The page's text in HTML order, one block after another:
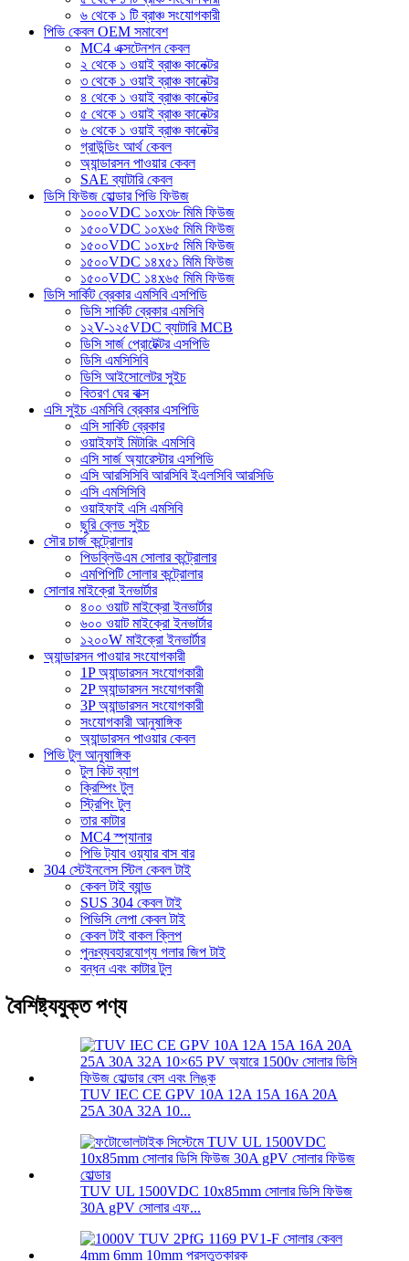
৬ থেকে ১ টি ব্রাঞ্চ সংযোগকারী
পিভি কেবল OEM সমাবেশ
MC4 এক্সটেনশন কেবল
২ থেকে ১ ওয়াই ব্রাঞ্চ কানেক্টর
৩ থেকে ১ ওয়াই ব্রাঞ্চ কানেক্টর
৪ থেকে ১ ওয়াই ব্রাঞ্চ কানেক্টর
৫ থেকে ১ ওয়াই ব্রাঞ্চ কানেক্টর
৬ থেকে ১ ওয়াই ব্রাঞ্চ কানেক্টর
গ্রাউন্ডিং আর্থ কেবল
অ্যান্ডারসন পাওয়ার কেবল
SAE ব্যাটারি কেবল
ডিসি ফিউজ হোল্ডার পিভি ফিউজ
১০০০VDC ১০x৩৮ মিমি ফিউজ
১৫০০VDC ১০x৬৫ মিমি ফিউজ
১৫০০VDC ১০x৮৫ মিমি ফিউজ
১৫০০VDC ১৪x৫১ মিমি ফিউজ
১৫০০VDC ১৪x৬৫ মিমি ফিউজ
ডিসি সার্কিট ব্রেকার এমসিবি এসপিডি
ডিসি সার্কিট ব্রেকার এমসিবি
১২V-১২৫VDC ব্যাটারি MCB
ডিসি সার্জ প্রোটেক্টর এসপিডি
ডিসি এমসিসিবি
ডিসি আইসোলেটর সুইচ
বিতরণ ঘের বাক্স
এসি সুইচ এমসিবি ব্রেকার এসপিডি
এসি সার্কিট ব্রেকার
ওয়াইফাই মিটারিং এমসিবি
এসি সার্জ অ্যারেস্টার এসপিডি
এসি আরসিসিবি আরসিবি ইএলসিবি আরসিডি
এসি এমসিসিবি
ওয়াইফাই এসি এমসিবি
ছুরি ব্লেড সুইচ
সৌর চার্জ কন্ট্রোলার
পিডব্লিউএম সোলার কন্ট্রোলার
এমপিপিটি সোলার কন্ট্রোলার
সোলার মাইক্রো ইনভার্টার
৪০০ ওয়াট মাইক্রো ইনভার্টার
৬০০ ওয়াট মাইক্রো ইনভার্টার
১২০০W মাইক্রো ইনভার্টার
অ্যান্ডারসন পাওয়ার সংযোগকারী
1P অ্যান্ডারসন সংযোগকারী
2P অ্যান্ডারসন সংযোগকারী
3P অ্যান্ডারসন সংযোগকারী
সংযোগকারী আনুষাঙ্গিক
অ্যান্ডারসন পাওয়ার কেবল
পিভি টুল আনুষাঙ্গিক
টুল কিট ব্যাগ
ক্রিম্পিং টুল
স্ট্রিপিং টুল
তার কাটার
MC4 স্প্যানার
পিভি ট্যাব ওয়্যার বাস বার
304 স্টেইনলেস স্টিল কেবল টাই
কেবল টাই ব্যান্ড
SUS 304 কেবল টাই
পিভিসি লেপা কেবল টাই
কেবল টাই বাকল ক্লিপ
পুনঃব্যবহারযোগ্য গলার জিপ টাই
বন্ধন এবং কাটার টুল
বৈশিষ্ট্যযুক্ত পণ্য
TUV IEC CE GPV 10A 12A 15A 16A 20A
25A 30A 32A 10...
TUV UL 1500VDC 10x85mm সোলার ডিসি ফিউজ
30A gPV সোলার এফ...